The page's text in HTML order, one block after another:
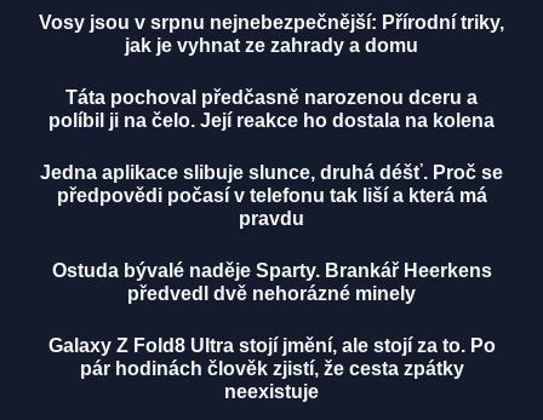
Vosy jsou v srpnu nejnebezpečnější: Přírodní triky,
jak je vyhnat ze zahrady a domu
Táta pochoval předčasně narozenou dceru a
políbil ji na čelo. Její reakce ho dostala na kolena
Jedna aplikace slibuje slunce, druhá déšť. Proč se
předpovědi počasí v telefonu tak liší a která má
pravdu
Ostuda bývalé naděje Sparty. Brankář Heerkens
předvedl dvě nehorázné minely
Galaxy Z Fold8 Ultra stojí jmění, ale stojí za to. Po
pár hodinách člověk zjistí, že cesta zpátky
neexistuje